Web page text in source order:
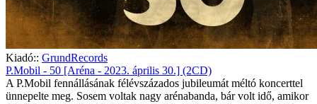
Kiadó:: GrundRecords
P.Mobil - 50 [Aréna - 2023. április 30.] (2CD)
A P.Mobil fennállásának félévszázados jubileumát méltó koncerttel
ünnepelte meg. Sosem voltak nagy arénabanda, bár volt idő, amikor